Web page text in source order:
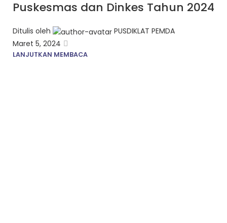
Puskesmas dan Dinkes Tahun 2024
Ditulis oleh
PUSDIKLAT PEMDA
Maret 5, 2024
LANJUTKAN MEMBACA